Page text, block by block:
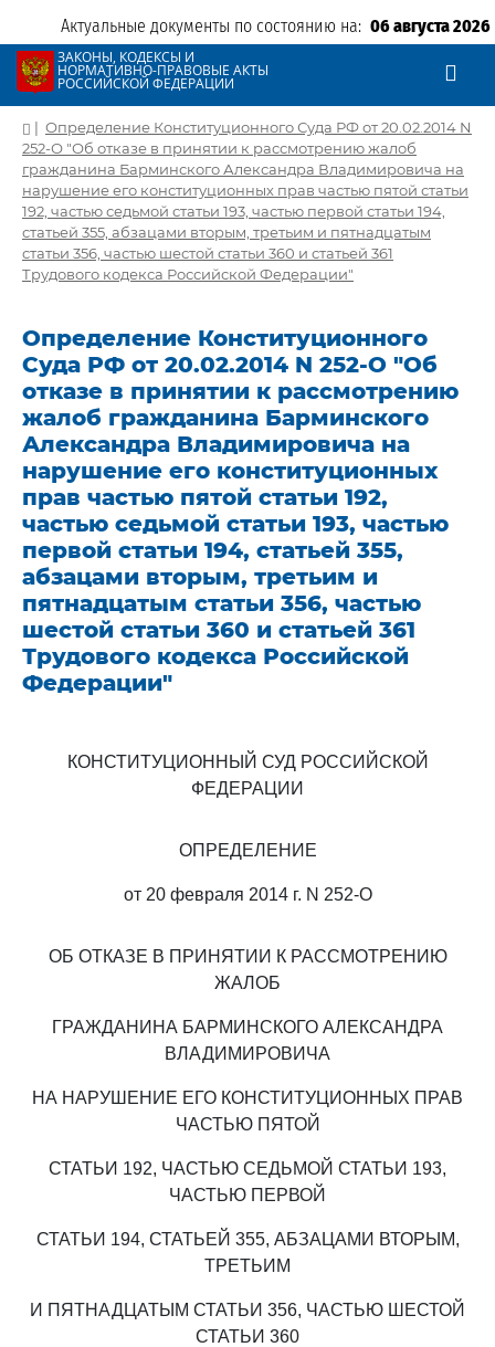
Актуальные документы по состоянию на: 06 августа 2026
ЗАКОНЫ, КОДЕКСЫ И
НОРМАТИВНО-ПРАВОВЫЕ АКТЫ
РОССИЙСКОЙ ФЕДЕРАЦИИ
| Определение Конституционного Суда РФ от 20.02.2014 N
252-О "Об отказе в принятии к рассмотрению жалоб
гражданина Барминского Александра Владимировича на
нарушение его конституционных прав частью пятой статьи
192, частью седьмой статьи 193, частью первой статьи 194,
статьей 355, абзацами вторым, третьим и пятнадцатым
статьи 356, частью шестой статьи 360 и статьей 361
Трудового кодекса Российской Федерации"
Определение Конституционного
Суда РФ от 20.02.2014 N 252-О "Об
отказе в принятии к рассмотрению
жалоб гражданина Барминского
Александра Владимировича на
нарушение его конституционных
прав частью пятой статьи 192,
частью седьмой статьи 193, частью
первой статьи 194, статьей 355,
абзацами вторым, третьим и
пятнадцатым статьи 356, частью
шестой статьи 360 и статьей 361
Трудового кодекса Российской
Федерации"
КОНСТИТУЦИОННЫЙ СУД РОССИЙСКОЙ
ФЕДЕРАЦИИ
ОПРЕДЕЛЕНИЕ
от 20 февраля 2014 г. N 252-О
ОБ ОТКАЗЕ В ПРИНЯТИИ К РАССМОТРЕНИЮ
ЖАЛОБ
ГРАЖДАНИНА БАРМИНСКОГО АЛЕКСАНДРА
ВЛАДИМИРОВИЧА
НА НАРУШЕНИЕ ЕГО КОНСТИТУЦИОННЫХ ПРАВ
ЧАСТЬЮ ПЯТОЙ
СТАТЬИ 192, ЧАСТЬЮ СЕДЬМОЙ СТАТЬИ 193,
ЧАСТЬЮ ПЕРВОЙ
СТАТЬИ 194, СТАТЬЕЙ 355, АБЗАЦАМИ ВТОРЫМ,
ТРЕТЬИМ
И ПЯТНАДЦАТЫМ СТАТЬИ 356, ЧАСТЬЮ ШЕСТОЙ
СТАТЬИ 360